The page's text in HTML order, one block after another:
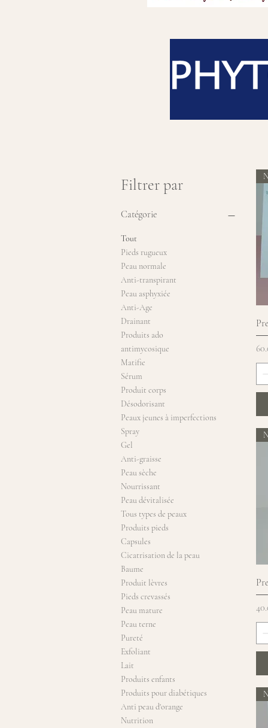
Filtrer par
Catégorie
Tout
Pieds rugueux
Peau normale
Anti-transpirant
Peau asphyxiée
Anti-Age
Drainant
Produits ado
antimycosique
Matifie
Sérum
Produit corps
Désodorisant
Peaux jeunes à imperfections
Spray
Gel
Anti-graisse
Peau sèche
Nourrissant
Peau dévitalisée
Tous types de peaux
Produits pieds
Capsules
Cicatrisation de la peau
Baume
Produit lèvres
Pieds crevassés
Peau mature
Peau terne
Pureté
Exfoliant
Lait
Produits enfants
Produits pour diabétiques
Anti peau d'orange
Nutrition